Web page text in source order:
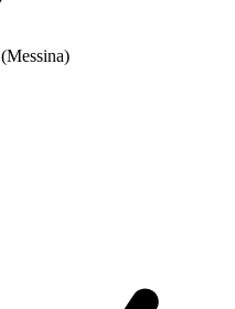
(Messina)